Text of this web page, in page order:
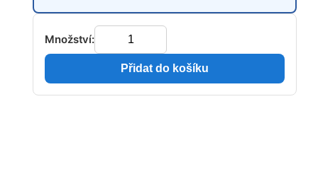
Množství:
Přidat do košíku